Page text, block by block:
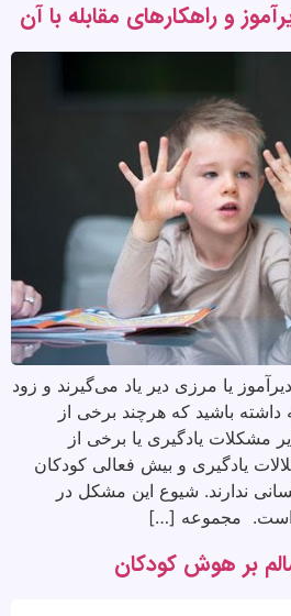
و راهکارهای مقابله با آن
یا مرزی دیر یاد می‌گیرند و زود
باشید که هرچند برخی از
مشکلات یادگیری یا برخی از
یادگیری و بیش فعالی کودکان
ندارند. شیوع این مشکل در
بر هوش کودکان